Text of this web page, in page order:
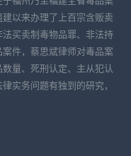
以来办理了上百宗含贩卖
买卖制毒物品罪、非法持
件，蔡思斌律师对毒品案
量、死刑认定、主从犯认
实务问题有独到的研究，